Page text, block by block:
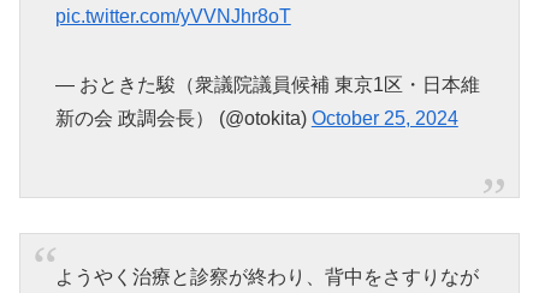
pic.twitter.com/yVVNJhr8oT
— おときた駿（衆議院議員候補 東京1区・日本維
新の会 政調会長） (@otokita) October 25, 2024
ようやく治療と診察が終わり、背中をさすりなが